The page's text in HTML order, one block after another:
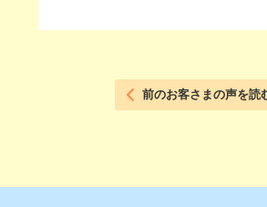
前のお客さまの声を読